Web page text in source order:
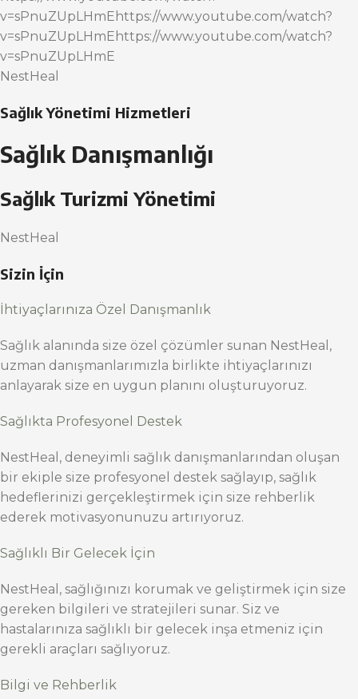
v=sPnuZUpLHmEhttps://www.youtube.com/watch?
v=sPnuZUpLHmEhttps://www.youtube.com/watch?
v=sPnuZUpLHmE
NestHeal
Sağlık Yönetimi Hizmetleri
Sağlık Danışmanlığı
Sağlık Turizmi Yönetimi
NestHeal
Sizin İçin
İhtiyaçlarınıza Özel Danışmanlık
Sağlık alanında size özel çözümler sunan NestHeal,
uzman danışmanlarımızla birlikte ihtiyaçlarınızı
anlayarak size en uygun planını oluşturuyoruz.
Sağlıkta Profesyonel Destek
NestHeal, deneyimli sağlık danışmanlarından oluşan
bir ekiple size profesyonel destek sağlayıp, sağlık
hedeflerinizi gerçekleştirmek için size rehberlik
ederek motivasyonunuzu artırıyoruz.
Sağlıklı Bir Gelecek İçin
NestHeal, sağlığınızı korumak ve geliştirmek için size
gereken bilgileri ve stratejileri sunar. Siz ve
hastalarınıza sağlıklı bir gelecek inşa etmeniz için
gerekli araçları sağlıyoruz.
Bilgi ve Rehberlik